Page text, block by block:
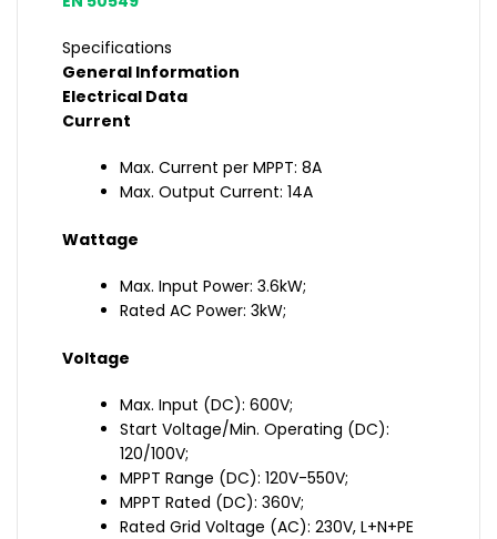
Specifications
General Information
Electrical Data
Current
Max. Current per MPPT: 8A
Max. Output Current: 14A
Wattage
Max. Input Power: 3.6kW;
Rated AC Power: 3kW;
Voltage
Max. Input (DC): 600V;
Start Voltage/Min. Operating (DC):
120/100V;
MPPT Range (DC): 120V-550V;
MPPT Rated (DC): 360V;
Rated Grid Voltage (AC): 230V, L+N+PE